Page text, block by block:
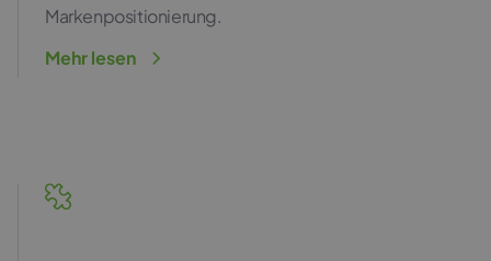
Markenpositionierung.
Mehr lesen